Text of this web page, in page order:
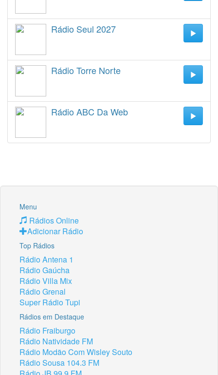
Rádio Seul 2027
Rádio Torre Norte
Rádio ABC Da Web
Menu
Rádios Online
Adicionar Rádio
Top Rádios
Rádio Antena 1
Rádio Gaúcha
Rádio Villa Mix
Rádio Grenal
Super Rádio Tupi
Rádios em Destaque
Rádio Fraiburgo
Rádio Natividade FM
Rádio Modão Com Wisley Souto
Rádio Sousa 104.3 FM